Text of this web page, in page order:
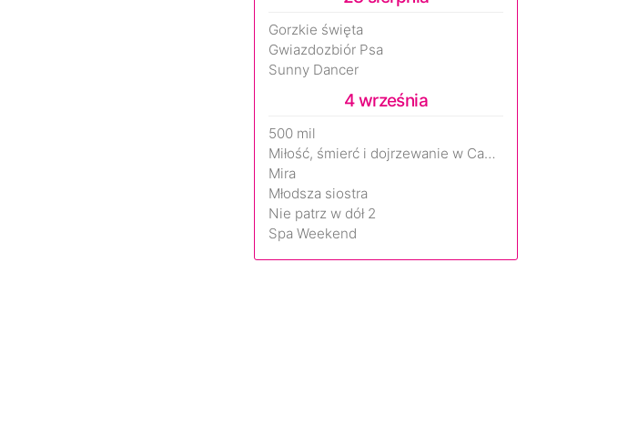
Gorzkie święta
Gwiazdozbiór Psa
Sunny Dancer
4 września
500 mil
Miłość, śmierć i dojrzewanie w Camp Miasma
Mira
Młodsza siostra
Nie patrz w dół 2
Spa Weekend